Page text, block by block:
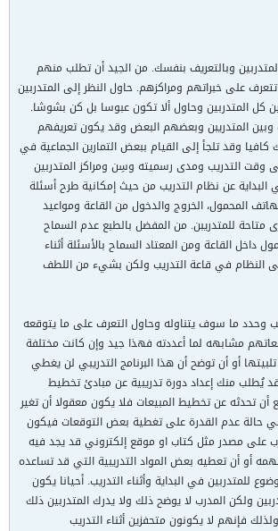
وبالتعريف بنفسك. من الجيد أن تطلب منهم
على خبراتهم ومراكزهم. حاول النظر إلى المتدربين
كل المتدربين وحاول ألا تكون عبوسا بل كن بشوشا.
وبين المتدريبن وبعضهم البعض وقد يكون تعريفهم
وقد تلجأ إلى القيام ببعض التمارين الجماعية في
وقت التدريب ومدى رسميته وسِن ومراكز المتدربين
عن نظام التدريب من حيث إمكانية طرح أسئلة
المحمول، الخروج والدخول من القاعة ومواعيد
متاحة للمتدريبن. من المفضل بالطبع عدم السماح
داخل القاعة ومن المعتاد السماح بالأسئلة أثناء
النظام في قاعة التدريب ولكن بشيء من اللطف
وحدد ما سوف يتناوله وحاول التعرف على ما يتوقعه
مشابهه لما أعددته فهذا جيد وإن كانت مختلفة
أو أن توضح أن هذا البرنامج التدريبي لن يغطي
يُطلب منك إعداد دورة تدريبية عن مبادئ تخطيط
أن تحدثه عن تخطيط المبيعات فلا يكون معقولا أن تغير
حالة عدم القدرة على تغطية بعض التوقعات فيكون
على مصدر مثل كتاب او موقع إلكتروني قد يجد فيه
أو أن تعطيه بعض المواد التدريبية التي قد تساعده
للمتدربين في البداية وأثناء التدريب. أحيانا يكون
ولكن المدرب لا يوضح ذلك ولا يدرك المتدربين ذلك
فإنهم لا يكونون متحفزين أثناء التدريب